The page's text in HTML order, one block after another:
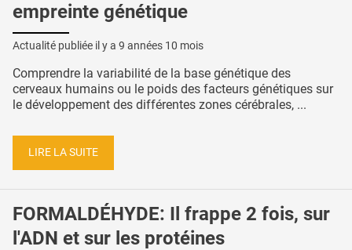
empreinte génétique
Actualité publiée il y a 9 années 10 mois
Comprendre la variabilité de la base génétique des
cerveaux humains ou le poids des facteurs génétiques sur
le développement des différentes zones cérébrales, ...
LIRE LA SUITE
FORMALDÉHYDE: Il frappe 2 fois, sur
l'ADN et sur les protéines